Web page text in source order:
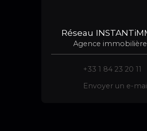
Réseau
Agence immobilière
+33 1 84 23 20 11
Envoyer un e-mail